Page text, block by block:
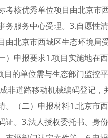
考核优秀单位项目由北京
务服务中心受理。3.自愿性
由北京市西城区生态环境
）申报要求1.项目实施地在
的单位需与生态部门监控
非道路移动机械编码登记
。（二）申报材料1.北京市
证。3.法人授权委托书、身